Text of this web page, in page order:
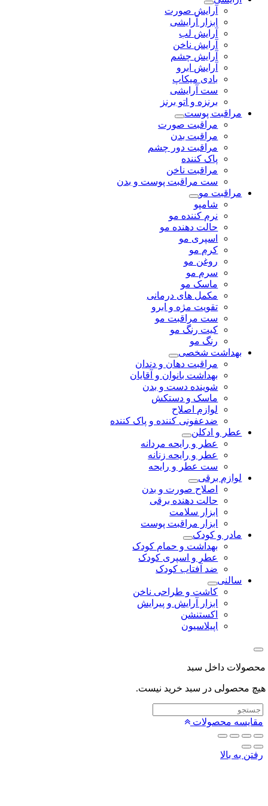
آرایش صورت
ابزار آرایشی
آرایش لب
آرایش ناخن
آرایش چشم
آرایش ابرو
بادی میکاپ
ست آرایشی
برنزه و اتو برنز
مراقبت پوست
مراقبت صورت
مراقبت بدن
مراقبت دور چشم
پاک کننده
مراقبت ناخن
ست مراقبت پوست و بدن
مراقبت مو
شامپو
نرم کننده مو
حالت دهنده مو
اسپری مو
کرم مو
روغن مو
سرم مو
ماسک مو
مکمل های درمانی
تقویت مژه و ابرو
ست مراقبت مو
کیت رنگ مو
رنگ مو
بهداشت شخصی
مراقبت دهان و دندان
بهداشت بانوان و آقایان
شوینده دست و بدن
ماسک و دستکش
لوازم اصلاح
ضدعفونی کننده و پاک کننده
عطر و ادکلن
عطر و رایحه مردانه
عطر و رایحه زنانه
ست عطر و رایحه
لوازم برقی
اصلاح صورت و بدن
حالت دهنده برقی
ابزار سلامت
ابزار مراقبت پوست
مادر و کودک
بهداشت و حمام کودک
عطر و اسپری کودک
ضد آفتاب کودک
سالنی
کاشت و طراحی ناخن
ابزار آرایش و پیرایش
اکستنشن
اپیلاسیون
داخل سبد
در سبد خرید نیست.
محصولات
به بالا